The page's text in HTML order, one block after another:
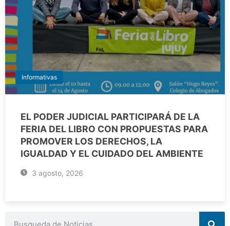
Informativas
EL PODER JUDICIAL PARTICIPARÁ DE LA
FERIA DEL LIBRO CON PROPUESTAS PARA
PROMOVER LOS DERECHOS, LA
IGUALDAD Y EL CUIDADO DEL AMBIENTE
3 agosto, 2026